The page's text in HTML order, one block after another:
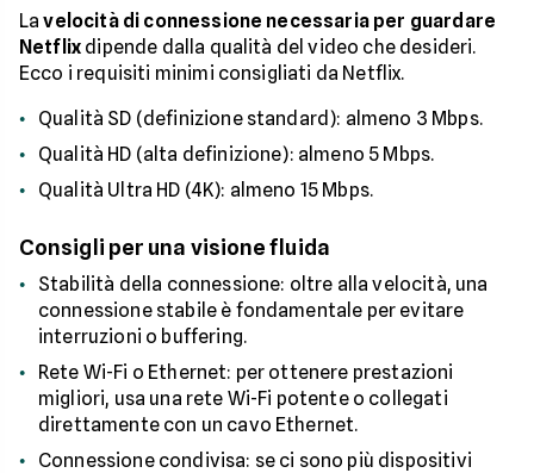
Lavelocità di connessione necessaria per guardare
Netflix dipende dalla qualità del video che desideri.
Ecco i requisiti minimi consigliati da Netflix.
Qualità SD (definizione standard): almeno 3 Mbps.
Qualità HD (alta definizione): almeno 5 Mbps.
Qualità Ultra HD (4K): almeno 15 Mbps.
Consigli per una visione fluida
Stabilità della connessione: oltre alla velocità, una
connessione stabile è fondamentale per evitare
interruzioni o buffering.
Rete Wi-Fi o Ethernet: per ottenere prestazioni
migliori, usa una rete Wi-Fi potente o collegati
direttamente con un cavo Ethernet.
Connessione condivisa: se ci sono più dispositivi